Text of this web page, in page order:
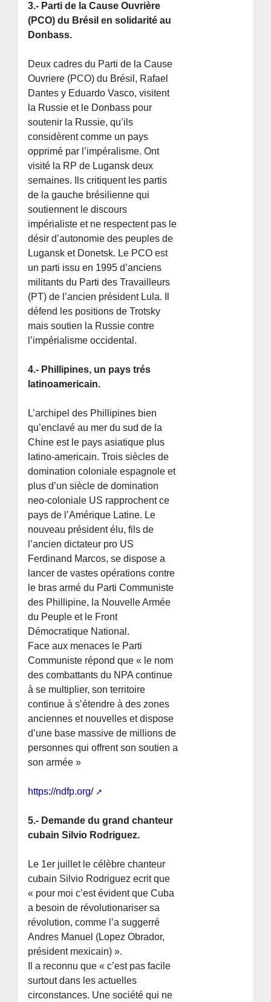
3.- Parti de la Cause Ouvrière
(PCO) du Brésil en solidarité au
Donbass.
Deux cadres du Parti de la Cause
Ouvriere (PCO) du Brésil, Rafael
Dantes y Eduardo Vasco, visitent
la Russie et le Donbass pour
soutenir la Russie, qu’ils
considèrent comme un pays
opprimé par l’impéralisme. Ont
visité la RP de Lugansk deux
semaines. Ils critiquent les partis
de la gauche brésilienne qui
soutiennent le discours
impérialiste et ne respectent pas le
désir d’autonomie des peuples de
Lugansk et Donetsk. Le PCO est
un parti issu en 1995 d’anciens
militants du Parti des Travailleurs
(PT) de l’ancien président Lula. Il
défend les positions de Trotsky
mais soutien la Russie contre
l’impérialisme occidental.
4.- Phillipines, un pays trés
latinoamericain.
L’archipel des Phillipines bien
qu’enclavé au mer du sud de la
Chine est le pays asiatique plus
latino-americain. Trois siècles de
domination coloniale espagnole et
plus d’un siècle de domination
neo-coloniale US rapprochent ce
pays de l’Amérique Latine. Le
nouveau président élu, fils de
l’ancien dictateur pro US
Ferdinand Marcos, se dispose a
lancer de vastes opérations contre
le bras armé du Parti Communiste
des Phillipine, la Nouvelle Armée
du Peuple et le Front
Démocratique National.
Face aux menaces le Parti
Communiste répond que « le nom
des combattants du NPA continue
à se multiplier, son territoire
continue à s’étendre à des zones
anciennes et nouvelles et dispose
d’une base massive de millions de
personnes qui offrent son soutien a
son armée »
https://ndfp.org/
5.- Demande du grand chanteur
cubain Silvio Rodriguez.
Le 1er juillet le célèbre chanteur
cubain Silvio Rodriguez ecrit que
« pour moi c’est évident que Cuba
a besoin de révolutionariser sa
révolution, comme l’a suggerré
Andres Manuel (Lopez Obrador,
président mexicain) ».
Il a reconnu que « c’est pas facile
surtout dans les actuelles
circonstances. Une société qui ne